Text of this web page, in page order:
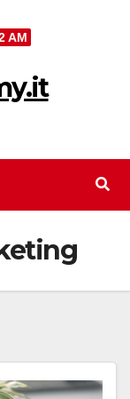
AM